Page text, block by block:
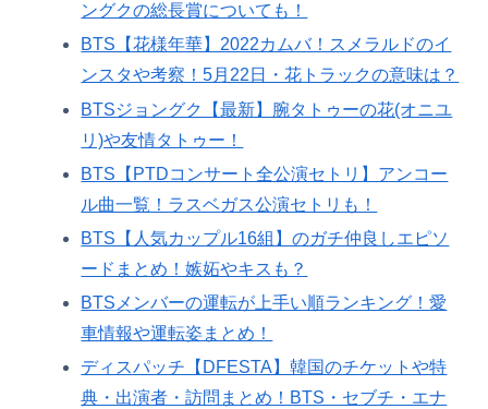
ングクの総長賞についても！
BTS【花様年華】2022カムバ！スメラルドのイ
ンスタや考察！5月22日・花トラックの意味は？
BTSジョングク【最新】腕タトゥーの花(オニユ
リ)や友情タトゥー！
BTS【PTDコンサート全公演セトリ】アンコー
ル曲一覧！ラスベガス公演セトリも！
BTS【人気カップル16組】のガチ仲良しエピソ
ードまとめ！嫉妬やキスも？
BTSメンバーの運転が上手い順ランキング！愛
車情報や運転姿まとめ！
ディスパッチ【DFESTA】韓国のチケットや特
典・出演者・訪問まとめ！BTS・セブチ・エナ